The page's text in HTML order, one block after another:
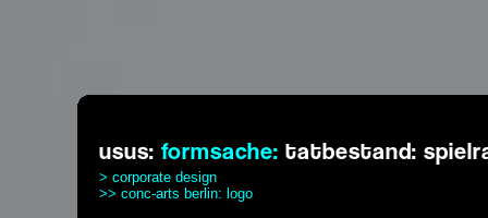
usus: formsache: tatbestand:
> corporate design
>> conc-arts berlin: logo